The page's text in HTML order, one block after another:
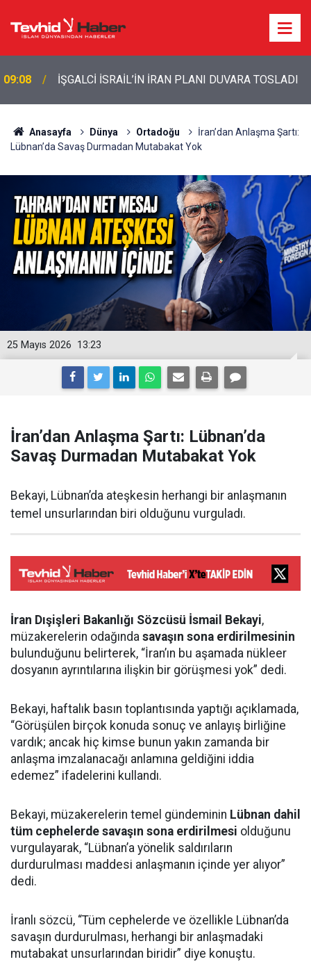
09:08 İŞGALCİ İSRAİL’İN İRAN PLANI DUVARA TOSLADI
Anasayfa Dünya Ortadoğu
İran’dan Anlaşma Şartı:
Lübnan’da Savaş Durmadan Mutabakat Yok
13:23
25 Mayıs 2026
İran’dan Anlaşma Şartı: Lübnan’da
Savaş Durmadan Mutabakat Yok
Bekayi, Lübnan’da ateşkesin herhangi bir anlaşmanın
temel unsurlarından biri olduğunu vurguladı.
İran Dışişleri Bakanlığı Sözcüsü İsmail Bekayi,
müzakerelerin odağında savaşın sona erdirilmesinin
bulunduğunu belirterek, “İran’ın bu aşamada nükleer
dosyanın ayrıntılarına ilişkin bir görüşmesi yok” dedi.
Bekayi, haftalık basın toplantısında yaptığı açıklamada,
“Görüşülen birçok konuda sonuç ve anlayış birliğine
vardık; ancak hiç kimse bunun yakın zamanda bir
anlaşma imzalanacağı anlamına geldiğini iddia
edemez” ifadelerini kullandı.
Bekayi, müzakerelerin temel gündeminin Lübnan dahil
tüm cephelerde savaşın sona erdirilmesi olduğunu
vurgulayarak, “Lübnan’a yönelik saldırıların
durdurulması maddesi anlaşmanın içinde yer alıyor”
dedi.
İranlı sözcü, “Tüm cephelerde ve özellikle Lübnan’da
savaşın durdurulması, herhangi bir anlaşmadaki
mutabakat unsurlarından biridir” diye konuştu.